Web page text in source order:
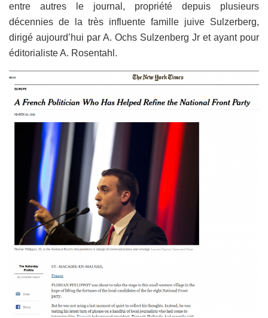
entre autres le journal, propriété depuis plusieurs
décennies de la très influente famille juive Sulzerberg,
dirigé aujourd’hui par A. Ochs Sulzenberg Jr et ayant pour
éditorialiste A. Rosentahl.